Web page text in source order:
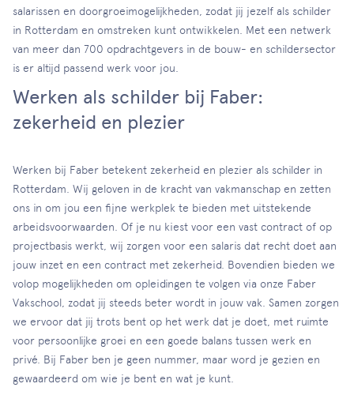
salarissen en doorgroeimogelijkheden, zodat jij jezelf als schilder
in Rotterdam en omstreken kunt ontwikkelen. Met een netwerk
van meer dan 700 opdrachtgevers in de bouw- en schildersector
is er altijd passend werk voor jou.
Werken als schilder bij Faber:
zekerheid en plezier
Werken bij Faber betekent zekerheid en plezier als schilder in
Rotterdam. Wij geloven in de kracht van vakmanschap en zetten
ons in om jou een fijne werkplek te bieden met uitstekende
arbeidsvoorwaarden. Of je nu kiest voor een vast contract of op
projectbasis werkt, wij zorgen voor een salaris dat recht doet aan
jouw inzet en een contract met zekerheid. Bovendien bieden we
volop mogelijkheden om opleidingen te volgen via onze Faber
Vakschool, zodat jij steeds beter wordt in jouw vak. Samen zorgen
we ervoor dat jij trots bent op het werk dat je doet, met ruimte
voor persoonlijke groei en een goede balans tussen werk en
privé. Bij Faber ben je geen nummer, maar word je gezien en
gewaardeerd om wie je bent en wat je kunt.